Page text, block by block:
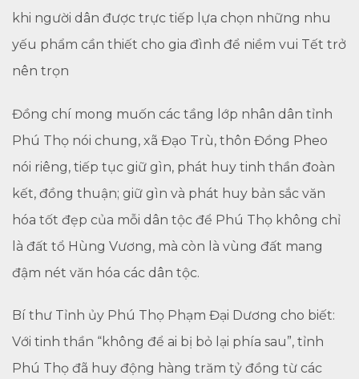
khi người dân được trực tiếp lựa chọn những nhu
yếu phẩm cần thiết cho gia đình để niềm vui Tết trở
nên trọn
Đồng chí mong muốn các tầng lớp nhân dân tỉnh
Phú Thọ nói chung, xã Đạo Trù, thôn Đồng Pheo
nói riêng, tiếp tục giữ gìn, phát huy tinh thần đoàn
kết, đồng thuận; giữ gìn và phát huy bản sắc văn
hóa tốt đẹp của mỗi dân tộc để Phú Thọ không chỉ
là đất tổ Hùng Vương, mà còn là vùng đất mang
đậm nét văn hóa các dân tộc.
Bí thư Tỉnh ủy Phú Thọ Phạm Đại Dương cho biết:
Với tinh thần “không để ai bị bỏ lại phía sau”, tỉnh
Phú Thọ đã huy động hàng trăm tỷ đồng từ các